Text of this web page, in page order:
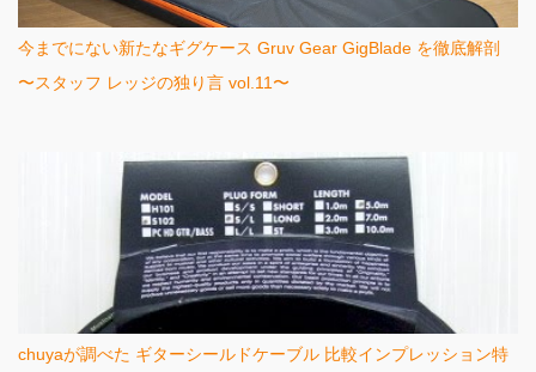
今までにない新たなギグケース Gruv Gear GigBlade を徹底解剖
〜スタッフ レッジの独り言 vol.11〜
chuyaが調べた ギターシールドケーブル 比較インプレッション特